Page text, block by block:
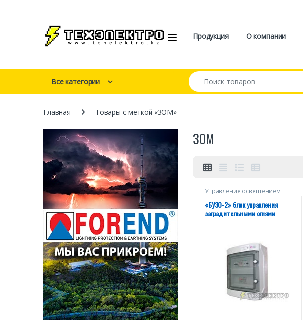
Open Продукция О компании
Все категории
Искать:
Главная Товары с меткой «ЗОМ»
ЗОМ
Управление освещением
«БУЗО-2» блок управления
заградительными огнями
IP65 ТУ 27.12.31-003-
28320930-2018